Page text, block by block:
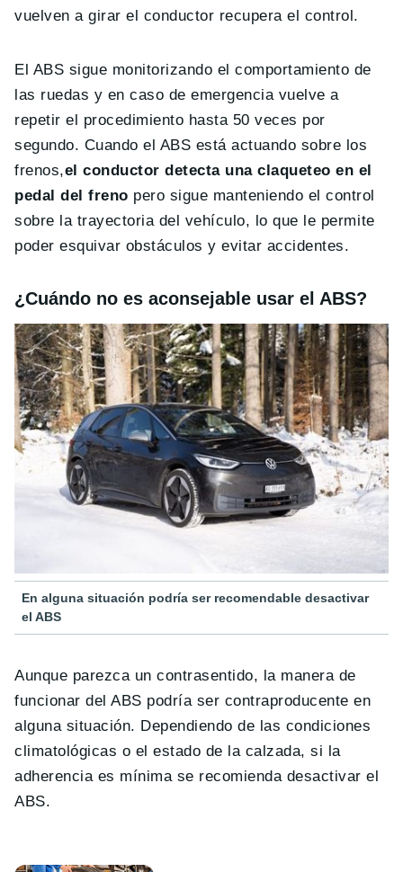
vuelven a girar el conductor recupera el control.
El ABS sigue monitorizando el comportamiento de
las ruedas y en caso de emergencia vuelve a
repetir el procedimiento hasta 50 veces por
segundo. Cuando el ABS está actuando sobre los
frenos,el conductor detecta una claqueteo en el
pedal del freno pero sigue manteniendo el control
sobre la trayectoria del vehículo, lo que le permite
poder esquivar obstáculos y evitar accidentes.
¿Cuándo no es aconsejable usar el ABS?
En alguna situación podría ser recomendable desactivar
el ABS
Aunque parezca un contrasentido, la manera de
funcionar del ABS podría ser contraproducente en
alguna situación. Dependiendo de las condiciones
climatológicas o el estado de la calzada, si la
adherencia es mínima se recomienda desactivar el
ABS.